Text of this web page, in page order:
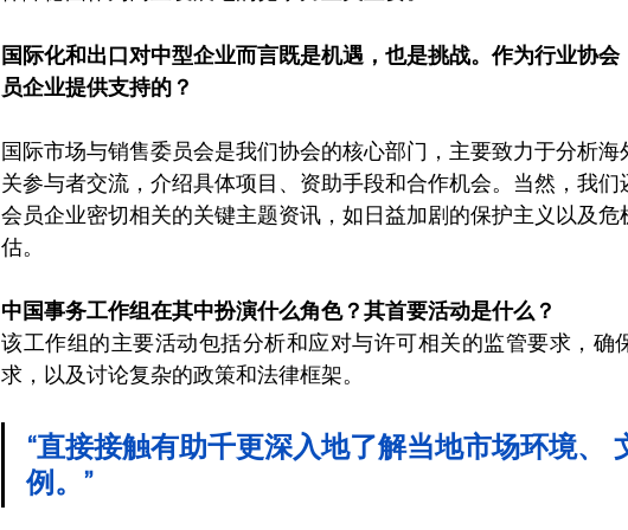
国际化和出口对中型企业而言既是机遇，也是挑战。作为行业协
员企业提供支持的？
国际市场与销售委员会是我们协会的核心部门，主要致力于分析
关参与者交流，介绍具体项目、资助手段和合作机会。当然，我
会员企业密切相关的关键主题资讯，如日益加剧的保护主义以及
估。
中国事务工作组在其中扮演什么角色？其首要活动是什么？
该工作组的主要活动包括分析和应对与许可相关的监管要求，确
求，以及讨论复杂的政策和法律框架。
“直接接触有助千更深入地了解当地市场环境、
例。”